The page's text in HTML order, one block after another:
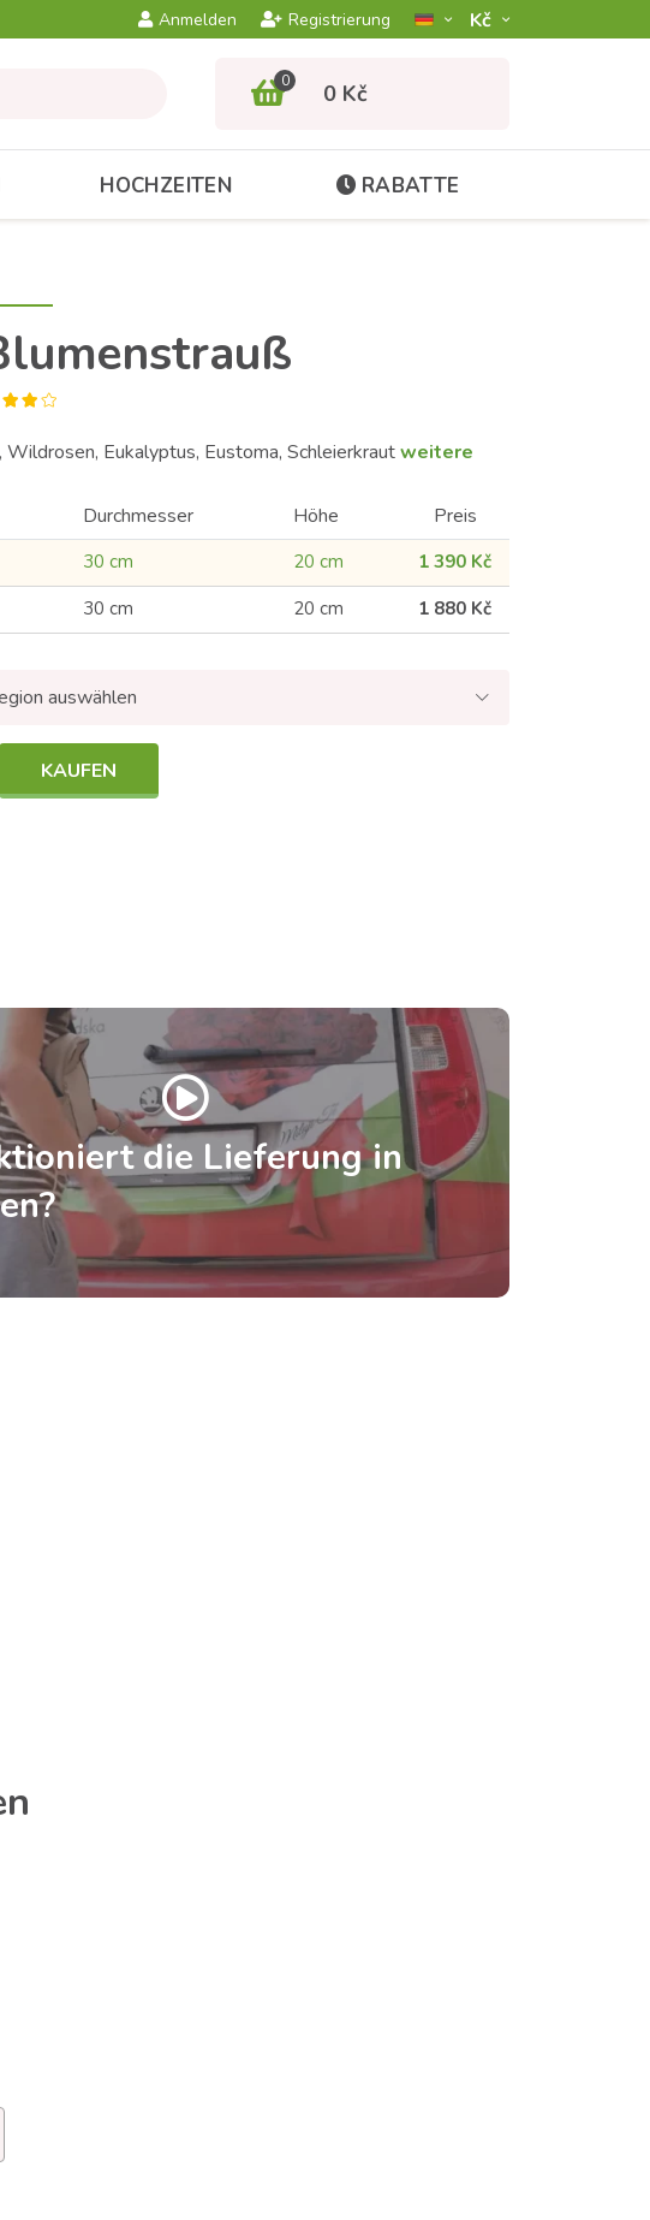
Anmelden Registrierung Kč­
0 0 Kč
HOCHZEITEN RABATTE
Wildrosen, Eukalyptus, Eustoma, Schleierkrautweitere
Durchmesser Höhe
Preis
30 cm 20 cm 1 390 Kč
30 cm 20 cm 1 880 Kč
auswählen
KAUFEN
die Lieferung in